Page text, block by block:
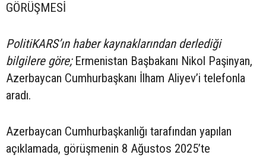
GÖRÜŞMESİ
PolitiKARS’ın haber kaynaklarından derlediği
bilgilere göre;Ermenistan Başbakanı Nikol Paşinyan,
Azerbaycan Cumhurbaşkanı İlham Aliyev’i telefonla
aradı.
Azerbaycan Cumhurbaşkanlığı tarafından yapılan
açıklamada, görüşmenin 8 Ağustos 2025’te